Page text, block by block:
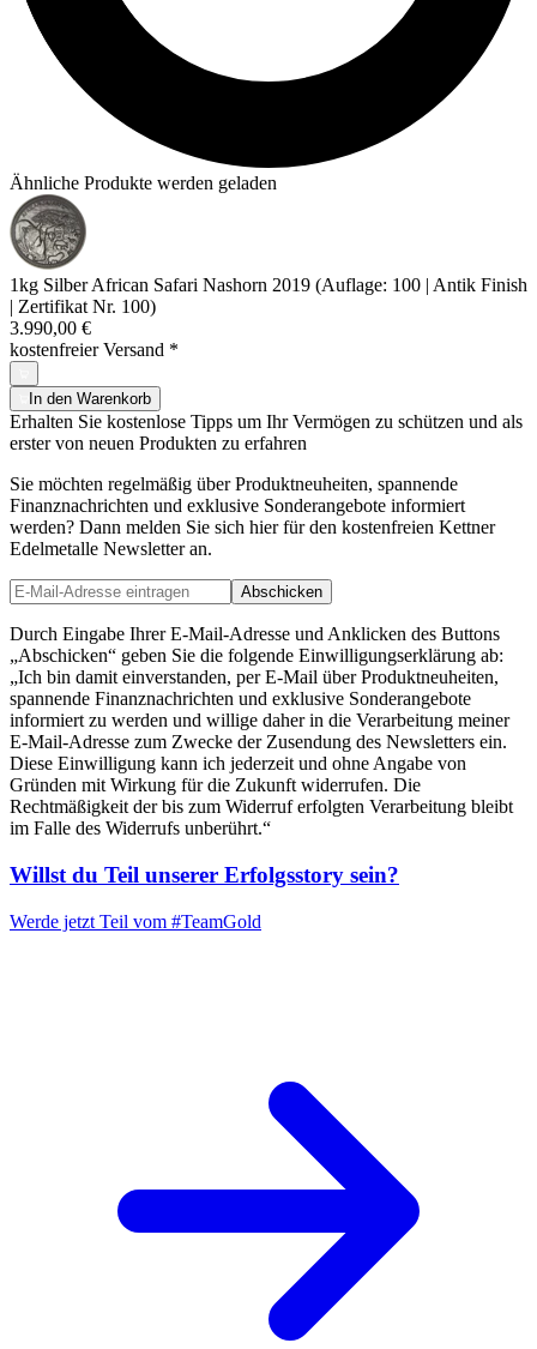
Ähnliche Produkte werden geladen
1kg Silber African Safari Nashorn 2019 (Auflage: 100 | Antik Finish
| Zertifikat Nr. 100)
3.990,00 €
kostenfreier Versand *
In den Warenkorb
Erhalten Sie kostenlose Tipps um Ihr Vermögen zu schützen und als
erster von neuen Produkten zu erfahren
Sie möchten regelmäßig über Produktneuheiten, spannende
Finanznachrichten und exklusive Sonderangebote informiert
werden? Dann melden Sie sich hier für den kostenfreien Kettner
Edelmetalle Newsletter an.
Abschicken
Durch Eingabe Ihrer E-Mail-Adresse und Anklicken des Buttons
„Abschicken“ geben Sie die folgende Einwilligungserklärung ab:
„Ich bin damit einverstanden, per E-Mail über Produktneuheiten,
spannende Finanznachrichten und exklusive Sonderangebote
informiert zu werden und willige daher in die Verarbeitung meiner
E-Mail-Adresse zum Zwecke der Zusendung des Newsletters ein.
Diese Einwilligung kann ich jederzeit und ohne Angabe von
Gründen mit Wirkung für die Zukunft widerrufen. Die
Rechtmäßigkeit der bis zum Widerruf erfolgten Verarbeitung bleibt
im Falle des Widerrufs unberührt.“
Willst du Teil unserer Erfolgsstory sein?
Werde jetzt Teil vom #TeamGold